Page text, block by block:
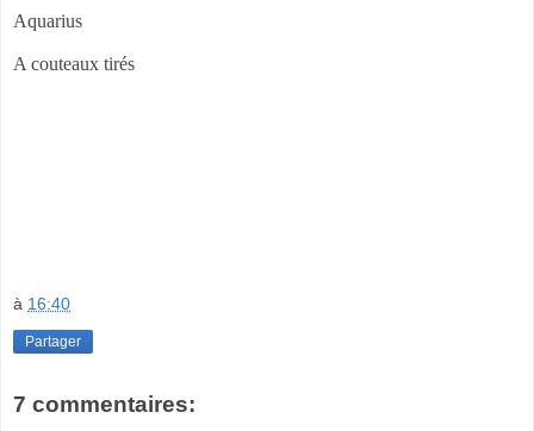
Aquarius
A couteaux tirés
à 16:40
Partager
7 commentaires: